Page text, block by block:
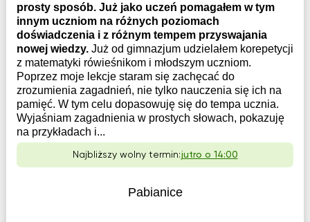
prosty sposób. Już jako uczeń pomagałem w tym
innym uczniom na różnych poziomach
doświadczenia i z różnym tempem przyswajania
nowej wiedzy. Już od gimnazjum udzielałem korepetycji
z matematyki rówieśnikom i młodszym uczniom.
Poprzez moje lekcje staram się zachęcać do
zrozumienia zagadnień, nie tylko nauczenia się ich na
pamięć. W tym celu dopasowuję się do tempa ucznia.
Wyjaśniam zagadnienia w prostych słowach, pokazuję
na przykładach i...
Najbliższy wolny termin:jutro o 14:00
Pabianice